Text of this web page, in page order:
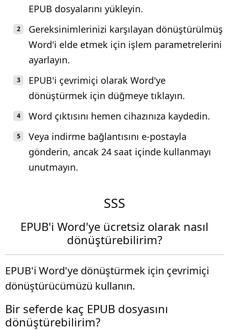
EPUB dosyalarını yükleyin.
Gereksinimlerinizi karşılayan dönüştürülmüş
Word'i elde etmek için işlem parametrelerini
ayarlayın.
EPUB'i çevrimiçi olarak Word'ye
dönüştürmek için düğmeye tıklayın.
Word çıktısını hemen cihazınıza kaydedin.
Veya indirme bağlantısını e-postayla
gönderin, ancak 24 saat içinde kullanmayı
unutmayın.
SSS
EPUB'i Word'ye ücretsiz olarak nasıl
dönüştürebilirim?
EPUB'i Word'ye dönüştürmek için çevrimiçi
dönüştürücümüzü kullanın.
Bir seferde kaç EPUB dosyasını
dönüştürebilirim?